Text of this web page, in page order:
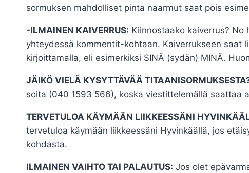
sormuksen mahdolliset pinta naarmut saat pois
-ILMAINEN KAIVERRUS: Kiinnostaako kaiverrus? No
yhteydessä kommentit-kohtaan. Kaiverrukseen saat
kirjoittamalla, eli esimerkiksi SINÄ (sydän) MINÄ.
JÄIKÖ VIELÄ KYSYTTÄVÄÄ
soita (040 1593 566), koska viestittelemällä saattaa
TERVETULOA KÄYMÄÄN LIIKKEESSÄNI
tervetuloa käymään liikkeessäni Hyvinkäällä, jos
kohdasta.
ILMAINEN VAIHTO TAI PALAUTUS: Jos olet